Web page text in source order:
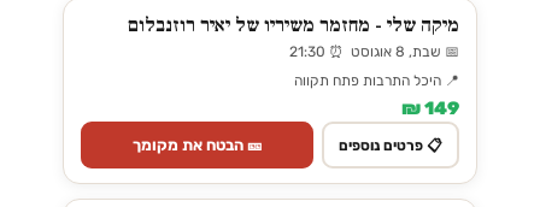
מיקה שלי - מחזמר משיריו של יאיר רוזנבלום
📅 שבת, 8 אוגוסט ⏰ 21:30
📍 היכל התרבות פתח תקווה
149 ₪
📋 פרטים נוספים 🎫 הבטח את מקומך